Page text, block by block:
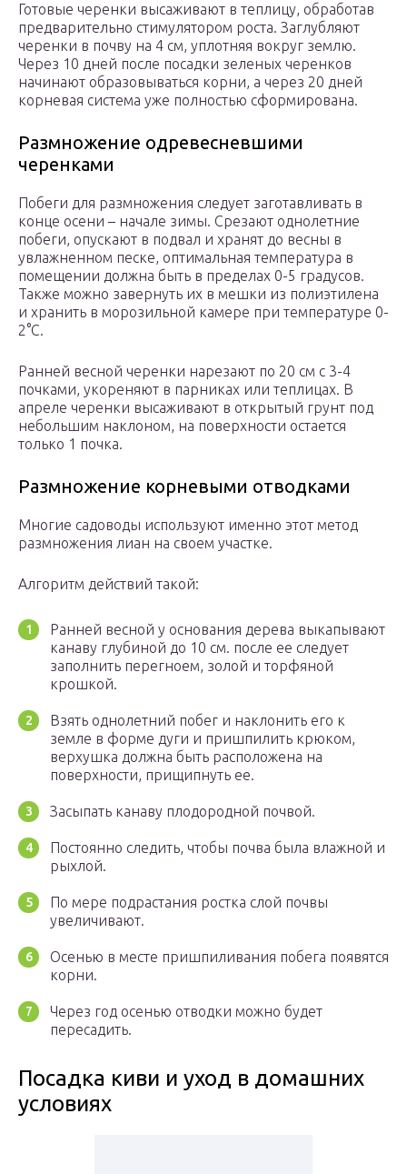
Готовые черенки высаживают в теплицу, обработав
предварительно стимулятором роста. Заглубляют
черенки в почву на 4 см, уплотняя вокруг землю.
Через 10 дней после посадки зеленых черенков
начинают образовываться корни, а через 20 дней
корневая система уже полностью сформирована.
Размножение одревесневшими
черенками
Побеги для размножения следует заготавливать в
конце осени – начале зимы. Срезают однолетние
побеги, опускают в подвал и хранят до весны в
увлажненном песке, оптимальная температура в
помещении должна быть в пределах 0-5 градусов.
Также можно завернуть их в мешки из полиэтилена
и хранить в морозильной камере при температуре 0-
2°С.
Ранней весной черенки нарезают по 20 см с 3-4
почками, укореняют в парниках или теплицах. В
апреле черенки высаживают в открытый грунт под
небольшим наклоном, на поверхности остается
только 1 почка.
Размножение корневыми отводками
Многие садоводы используют именно этот метод
размножения лиан на своем участке.
Алгоритм действий такой:
Ранней весной у основания дерева выкапывают
канаву глубиной до 10 см. после ее следует
заполнить перегноем, золой и торфяной
крошкой.
Взять однолетний побег и наклонить его к
земле в форме дуги и пришпилить крюком,
верхушка должна быть расположена на
поверхности, прищипнуть ее.
Засыпать канаву плодородной почвой.
Постоянно следить, чтобы почва была влажной и
рыхлой.
По мере подрастания ростка слой почвы
увеличивают.
Осенью в месте пришпиливания побега появятся
корни.
Через год осенью отводки можно будет
пересадить.
Посадка киви и уход в домашних
условиях